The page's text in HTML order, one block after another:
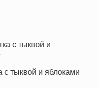
с тыквой и яблоками